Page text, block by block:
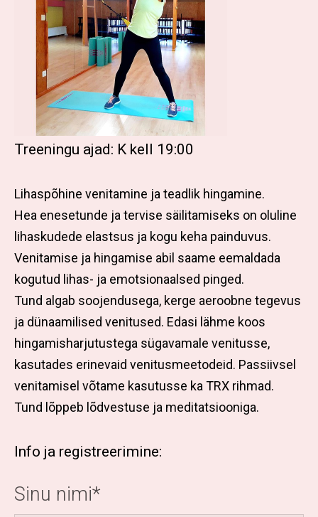
Treeningu ajad: K kell 19:00
Lihaspõhine venitamine ja teadlik hingamine.
Hea enesetunde ja tervise säilitamiseks on oluline
lihaskudede elastsus ja kogu keha painduvus.
Venitamise ja hingamise abil saame eemaldada
kogutud lihas- ja emotsionaalsed pinged.
Tund algab soojendusega, kerge aeroobne tegevus
ja dünaamilised venitused. Edasi lähme koos
hingamisharjutustega sügavamale venitusse,
kasutades erinevaid venitusmeetodeid. Passiivsel
venitamisel võtame kasutusse ka TRX rihmad.
Tund lõppeb lõdvestuse ja meditatsiooniga.
Info ja registreerimine:
Sinu nimi